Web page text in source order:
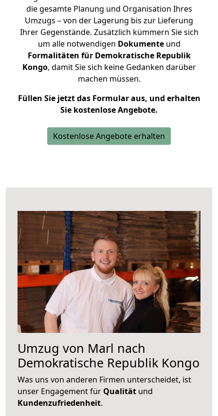
die gesamte Planung und Organisation Ihres
Umzugs – von der Lagerung bis zur Lieferung
Ihrer Gegenstände. Zusätzlich kümmern Sie sich
um alle notwendigen Dokumenteund
Formalitäten für Demokratische Republik
Kongo, damit Sie sich keine Gedanken darüber
machen müssen.
Füllen Sie jetzt das Formular aus, und erhalten
Sie kostenlose Angebote.
Kostenlose Angebote erhalten
Umzug von Marl nach
Demokratische Republik Kongo
Was uns von anderen Firmen unterscheidet, ist
unser Engagement für Qualität und
Kundenzufriedenheit.